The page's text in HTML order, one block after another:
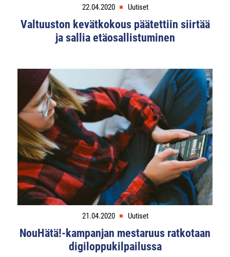
22.04.2020 Uutiset
Valtuuston kevätkokous päätettiin siirtää
ja sallia etäosallistuminen
21.04.2020 Uutiset
NouHätä!-kampanjan mestaruus ratkotaan
digiloppukilpailussa